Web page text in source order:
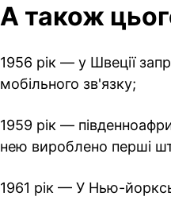
А також
1956 рік — у Швеції
мобільного зв'язку;
1959 рік —
нею вироблено перші
1961 рік — У Нью-